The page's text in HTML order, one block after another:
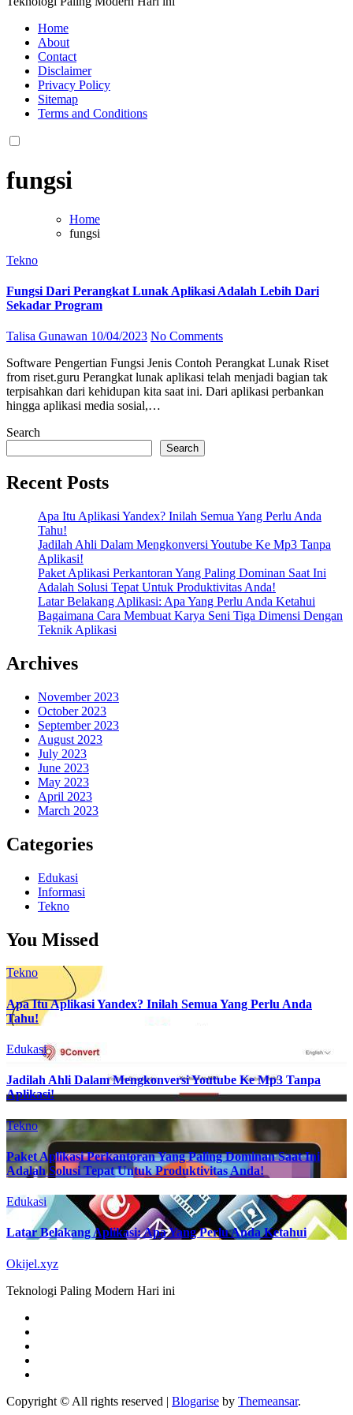
Home
About
Contact
Disclaimer
Privacy Policy
Sitemap
Terms and Conditions
fungsi
Home
fungsi
Tekno
Fungsi Dari Perangkat Lunak Aplikasi Adalah Lebih Dari
Sekadar Program
Talisa Gunawan 10/04/2023 No Comments
Software Pengertian Fungsi Jenis Contoh Perangkat Lunak Riset
from riset.guru Perangkat lunak aplikasi telah menjadi bagian tak
terpisahkan dari kehidupan kita saat ini. Dari aplikasi perbankan
hingga aplikasi media sosial,…
Search
Search
Recent Posts
Apa Itu Aplikasi Yandex? Inilah Semua Yang Perlu Anda
Tahu!
Jadilah Ahli Dalam Mengkonversi Youtube Ke Mp3 Tanpa
Aplikasi!
Paket Aplikasi Perkantoran Yang Paling Dominan Saat Ini
Adalah Solusi Tepat Untuk Produktivitas Anda!
Latar Belakang Aplikasi: Apa Yang Perlu Anda Ketahui
Bagaimana Cara Membuat Karya Seni Tiga Dimensi Dengan
Teknik Aplikasi
Archives
November 2023
October 2023
September 2023
August 2023
July 2023
June 2023
May 2023
April 2023
March 2023
Categories
Edukasi
Informasi
Tekno
You Missed
Tekno
Apa Itu Aplikasi Yandex? Inilah Semua Yang Perlu Anda
Tahu!
Edukasi
Jadilah Ahli Dalam Mengkonversi Youtube Ke Mp3 Tanpa
Aplikasi!
Tekno
Paket Aplikasi Perkantoran Yang Paling Dominan Saat Ini
Adalah Solusi Tepat Untuk Produktivitas Anda!
Edukasi
Latar Belakang Aplikasi: Apa Yang Perlu Anda Ketahui
Okijel.xyz
Teknologi Paling Modern Hari ini
Copyright © All rights reserved | Blogarise by Themeansar.